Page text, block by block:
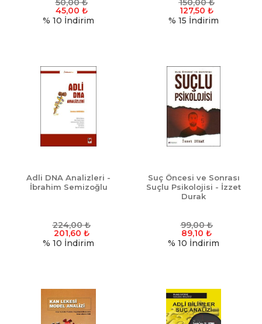
50,00₺
45,00 ₺
% 10 İndirim
150,00₺
127,50 ₺
% 15 İndirim
Adli DNA Analizleri -
İbrahim Semizoğlu
224,00₺
201,60 ₺
% 10 İndirim
Suç Öncesi ve Sonrası
Suçlu Psikolojisi - İzzet
Durak
99,00₺
89,10 ₺
% 10 İndirim